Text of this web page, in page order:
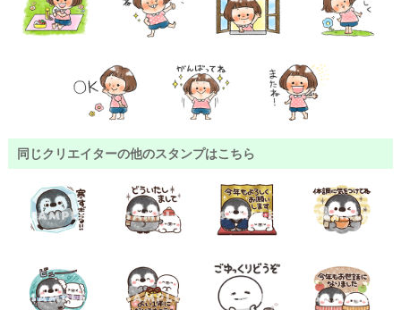
同じクリエイターの他のスタンプはこちら